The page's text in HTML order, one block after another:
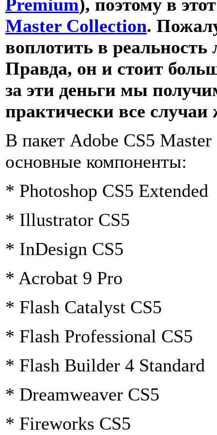
Premium), поэтому в
Master Collection.
воплотить в
Правда, он и стоит
за эти деньги мы
практически все
В пакет Adobe CS5
основные компоненты:
* Photoshop CS5 Extended
* Illustrator CS5
* InDesign CS5
* Acrobat 9 Pro
* Flash Catalyst CS5
* Flash Professional CS5
* Flash Builder 4 Standard
* Dreamweaver CS5
* Fireworks CS5